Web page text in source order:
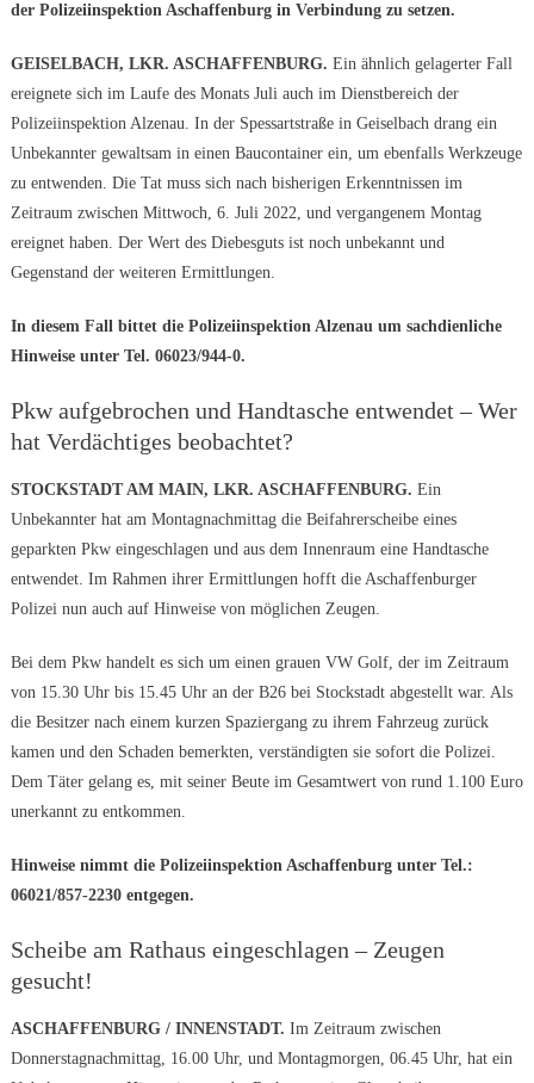
der Polizeiinspektion Aschaffenburg in Verbindung zu setzen.
GEISELBACH, LKR. ASCHAFFENBURG. Ein ähnlich gelagerter Fall
ereignete sich im Laufe des Monats Juli auch im Dienstbereich der
Polizeiinspektion Alzenau. In der Spessartstraße in Geiselbach drang ein
Unbekannter gewaltsam in einen Baucontainer ein, um ebenfalls Werkzeuge
zu entwenden. Die Tat muss sich nach bisherigen Erkenntnissen im
Zeitraum zwischen Mittwoch, 6. Juli 2022, und vergangenem Montag
ereignet haben. Der Wert des Diebesguts ist noch unbekannt und
Gegenstand der weiteren Ermittlungen.
In diesem Fall bittet die Polizeiinspektion Alzenau um sachdienliche
Hinweise unter Tel. 06023/944-0.
Pkw aufgebrochen und Handtasche entwendet – Wer
hat Verdächtiges beobachtet?
STOCKSTADT AM MAIN, LKR. ASCHAFFENBURG. Ein
Unbekannter hat am Montagnachmittag die Beifahrerscheibe eines
geparkten Pkw eingeschlagen und aus dem Innenraum eine Handtasche
entwendet. Im Rahmen ihrer Ermittlungen hofft die Aschaffenburger
Polizei nun auch auf Hinweise von möglichen Zeugen.
Bei dem Pkw handelt es sich um einen grauen VW Golf, der im Zeitraum
von 15.30 Uhr bis 15.45 Uhr an der B26 bei Stockstadt abgestellt war. Als
die Besitzer nach einem kurzen Spaziergang zu ihrem Fahrzeug zurück
kamen und den Schaden bemerkten, verständigten sie sofort die Polizei.
Dem Täter gelang es, mit seiner Beute im Gesamtwert von rund 1.100 Euro
unerkannt zu entkommen.
Hinweise nimmt die Polizeiinspektion Aschaffenburg unter Tel.:
06021/857-2230 entgegen.
Scheibe am Rathaus eingeschlagen – Zeugen
gesucht!
ASCHAFFENBURG / INNENSTADT. Im Zeitraum zwischen
Donnerstagnachmittag, 16.00 Uhr, und Montagmorgen, 06.45 Uhr, hat ein